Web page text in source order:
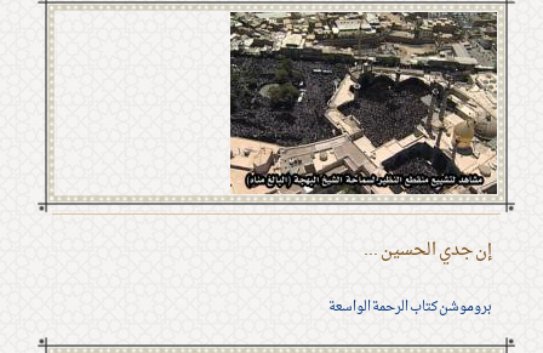
إن جدي الحسين ...
بروموشن كتاب الرحمة الواسعة